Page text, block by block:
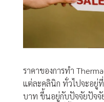
ราคาของการทำ
แต่ละคลินิก ทั่วไปจะอยู่
บาท ขึ้นอยู่กับปัจจัยปัจจั